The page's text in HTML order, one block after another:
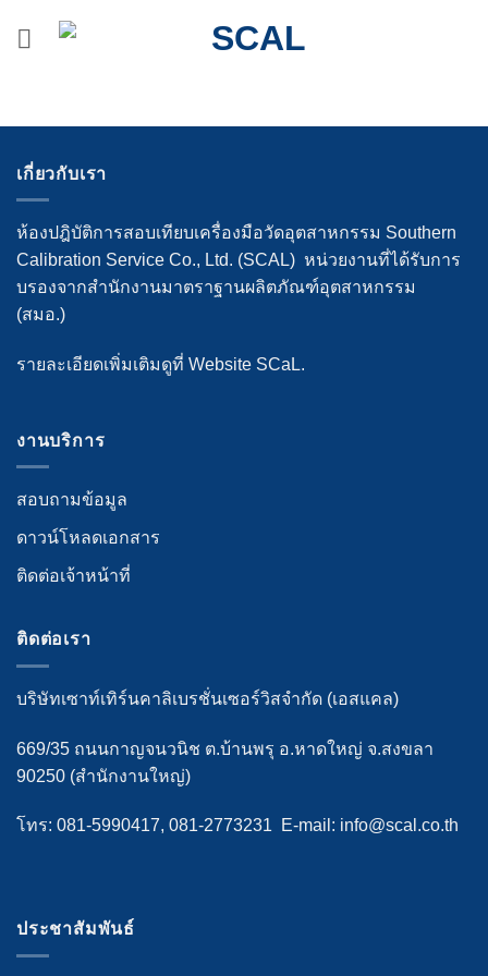
เกี่ยวกับเรา
ห้องปฎิบัติการสอบเทียบเครื่องมือวัดอุตสาหกรรม Southern
Calibration Service Co., Ltd. (SCAL) หน่วยงานที่ได้รับการ
บรองจากสำนักงานมาตราฐานผลิตภัณฑ์อุตสาหกรรม
(สมอ.)
รายละเอียดเพิ่มเติมดูที่ Website SCaL.
งานบริการ
สอบถามข้อมูล
ดาวน์โหลดเอกสาร
ติดต่อเจ้าหน้าที่
ติดต่อเรา
บริษัทเซาท์เทิร์นคาลิเบรชั่นเซอร์วิสจำกัด (เอสแคล)
669/35 ถนนกาญจนวนิช ต.บ้านพรุ อ.หาดใหญ่ จ.สงขลา
90250 (สำนักงานใหญ่)
โทร: 081-5990417, 081-2773231 E-mail: info@scal.co.th
ประชาสัมพันธ์